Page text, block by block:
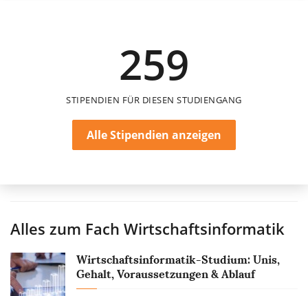
259
STIPENDIEN FÜR DIESEN STUDIENGANG
Alle Stipendien anzeigen
Alles zum Fach Wirtschaftsinformatik
Wirtschaftsinformatik-Studium: Unis,
Gehalt, Voraussetzungen & Ablauf